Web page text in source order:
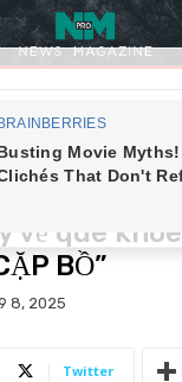
Giao bức
về quê
BỒ”
8, 2025
Twitter